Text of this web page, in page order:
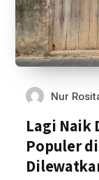
Nur
Lagi Naik
Populer